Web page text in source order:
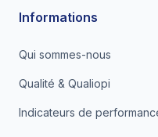
Informations
Qui sommes-nous
Qualité & Qualiopi
Indicateurs de